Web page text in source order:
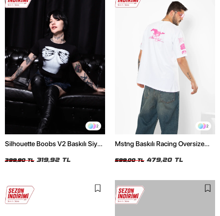
2
Silhouette Boobs V2 Baskılı Siyah
399,90 TL 319,92 TL
2
Mstng Baskılı Racing Oversize
599,00 TL 479,20 TL